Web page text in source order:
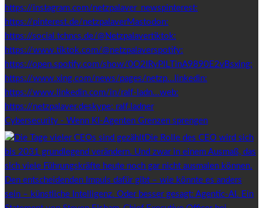
Cybersecurity - Wenn KI-Agenten Grenzen sprengen